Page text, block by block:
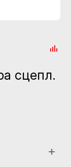
сцепл.